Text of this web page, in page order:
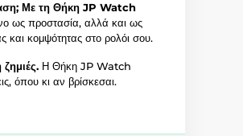
Με τη Θήκη JP Watch
ως προστασία, αλλά και ως
και κομψότητας στο ρολόι σου.
Η Θήκη JP Watch
όπου κι αν βρίσκεσαι.